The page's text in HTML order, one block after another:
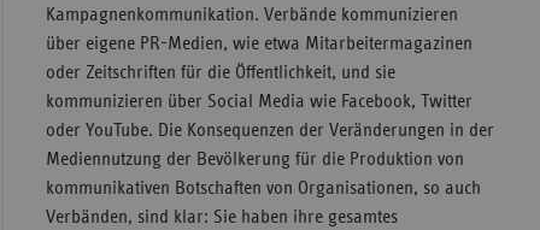
Kampagnenkommunikation. Verbände kommunizieren
über eigene PR-Medien, wie etwa Mitarbeitermagazinen
oder Zeitschriften für die Öffentlichkeit, und sie
kommunizieren über Social Media wie Facebook, Twitter
oder YouTube. Die Konsequenzen der Veränderungen in der
Mediennutzung der Bevölkerung für die Produktion von
kommunikativen Botschaften von Organisationen, so auch
Verbänden, sind klar: Sie haben ihre gesamtes